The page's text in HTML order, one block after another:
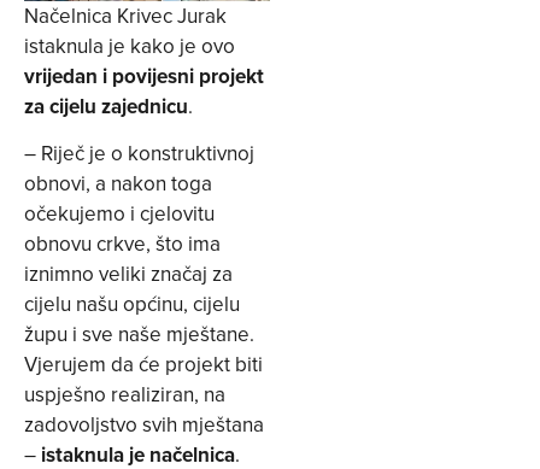
Načelnica Krivec Jurak
istaknula je kako je ovo
vrijedan i povijesni projekt
za cijelu zajednicu.
– Riječ je o konstruktivnoj
obnovi, a nakon toga
očekujemo i cjelovitu
obnovu crkve, što ima
iznimno veliki značaj za
cijelu našu općinu, cijelu
župu i sve naše mještane.
Vjerujem da će projekt biti
uspješno realiziran, na
zadovoljstvo svih mještana
– istaknula je načelnica.